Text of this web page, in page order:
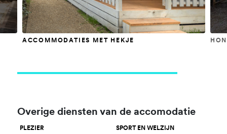
ACCOMMODATIES MET HEKJE
Overige diensten van de accomodatie
PLEZIER SPORT EN WELZIJN